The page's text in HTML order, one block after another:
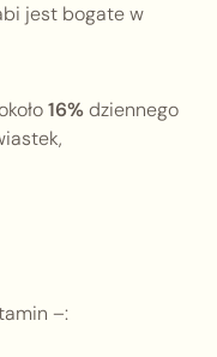
jest bogate w
16%dziennego
–: